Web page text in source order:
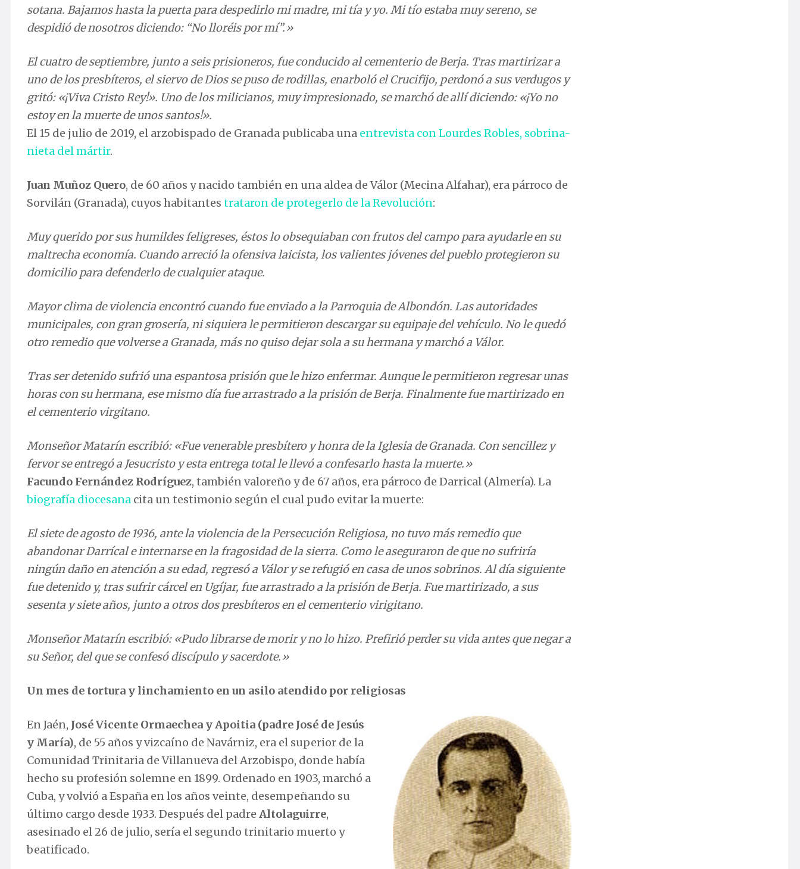
El cuatro de septiembre, junto a seis prisioneros, fue conducido al cementerio de Berja. Tras martirizar a
gritó: «¡Viva Cristo Rey!». Uno de los milicianos, muy impresionado, se marchó de allí diciendo: «¡Yo no
estoy en la muerte de unos santos!».
El 15 de julio de 2019, el arzobispado de Granada publicaba unaentrevista con Lourdes Robles, sobrina-
nieta del mártir.
Juan Muñoz Quero
Muy querido por sus humildes feligreses, éstos lo obsequiaban con frutos del campo para ayudarle en su
domicilio para defenderlo de cualquier ataque.
Mayor clima de violencia encontró cuando fue enviado a la Parroquia de Albondón. Las autoridades
otro remedio que volverse a Granada, más no quiso dejar sola a su hermana y marchó a Válor.
Tras ser detenido sufrió una espantosa prisión que le hizo enfermar. Aunque le permitieron regresar unas
el cementerio virgitano.
Monseñor Matarín escribió: «Fue venerable presbítero y honra de la Iglesia de Granada. Con sencillez y
Facundo Fernández Rodríguez, también valoreño y de 67 años, era párroco de Darrical (Almería). La
biografía diocesanacita un testimonio según el cual pudo evitar la muerte:
El siete de agosto de 1936, ante la violencia de la Persecución Religiosa, no tuvo más remedio que
ningún daño en atención a su edad, regresó a Válor y se refugió en casa de unos sobrinos. Al día siguiente
fue detenido y, tras sufrir cárcel en Ugíjar, fue arrastrado a la prisión de Berja. Fue martirizado, a sus
sesenta y siete años, junto a otros dos presbíteros en el cementerio virigitano.
Monseñor Matarín escribió: «Pudo librarse de morir y no lo hizo. Prefirió perder su vida antes que negar a
Un mes de tortura y linchamiento en un asilo atendido por religiosas
En Jaén, José Vicente Ormaechea y Apoitia (padre José de Jesús
Comunidad Trinitaria de Villanueva del Arzobispo, donde había
hecho su profesión solemne en 1899. Ordenado en 1903, marchó a
Cuba, y volvió a España en los años veinte, desempeñando su
último cargo desde 1933. Después del padreAltolaguirre,
asesinado el 26 de julio, sería el segundo trinitario muerto y
beatificado.
Según el relato de Pedro Aliaga Asensio, en los días previos al